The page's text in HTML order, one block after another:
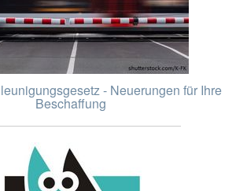
- Neuerungen für Ihre
Beschaffung